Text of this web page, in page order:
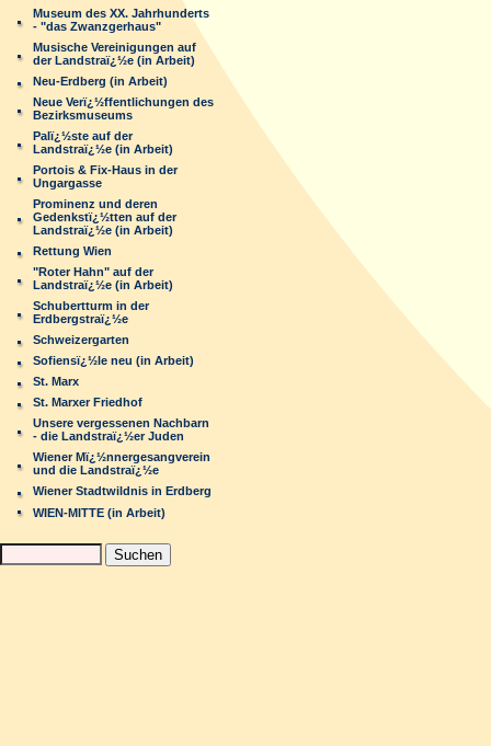
Museum des XX. Jahrhunderts
- "das Zwanzgerhaus"
Musische Vereinigungen auf
der Landstraï¿½e (in Arbeit)
Neu-Erdberg (in Arbeit)
Neue Verï¿½ffentlichungen des
Bezirksmuseums
Palï¿½ste auf der
Landstraï¿½e (in Arbeit)
Portois & Fix-Haus in der
Ungargasse
Prominenz und deren
Gedenkstï¿½tten auf der
Landstraï¿½e (in Arbeit)
Rettung Wien
"Roter Hahn" auf der
Landstraï¿½e (in Arbeit)
Schubertturm in der
Erdbergstraï¿½e
Schweizergarten
Sofiensï¿½le neu (in Arbeit)
St. Marx
St. Marxer Friedhof
Unsere vergessenen Nachbarn
- die Landstraï¿½er Juden
Wiener Mï¿½nnergesangverein
und die Landstraï¿½e
Wiener Stadtwildnis in Erdberg
WIEN-MITTE (in Arbeit)